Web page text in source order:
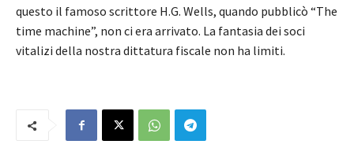
questo il famoso scrittore H.G. Wells, quando pubblicò “The
time machine”, non ci era arrivato. La fantasia dei soci
vitalizi della nostra dittatura fiscale non ha limiti.